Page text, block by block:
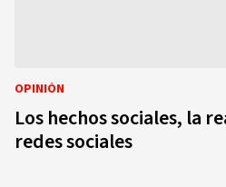
OPINIÓN
Los hechos sociales, la
redes sociales